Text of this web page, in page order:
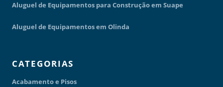
Aluguel de Equipamentos para Construção em Suape
Aluguel de Equipamentos em Olinda
CATEGORIAS
Acabamento e Pisos